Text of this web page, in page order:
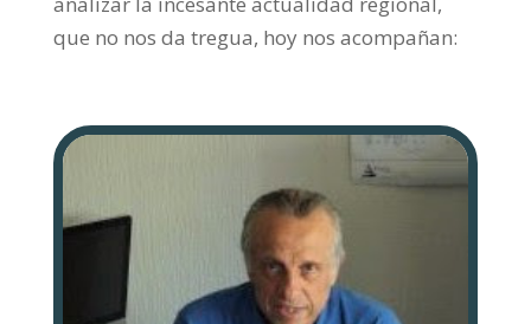
que no nos da tregua, hoy nos acompañan: